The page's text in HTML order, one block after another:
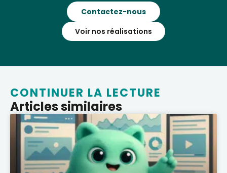
Contactez-nous
Voir nos réalisations
CONTINUER LA LECTURE
Articles similaires